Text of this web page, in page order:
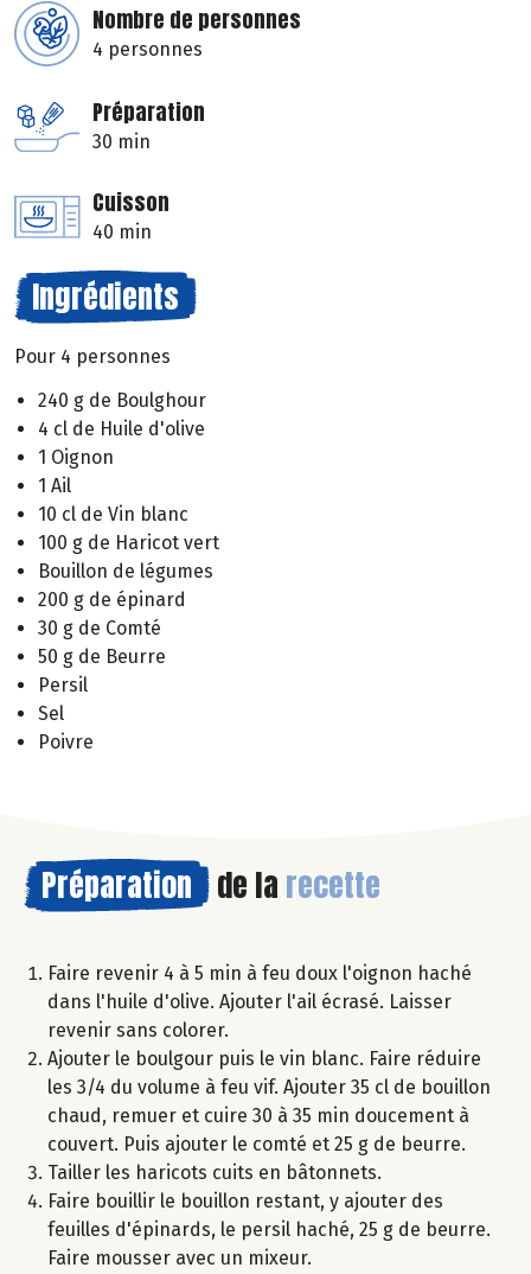
Nombre de personnes
4 personnes
Préparation
30 min
Cuisson
40 min
Ingrédients
Pour 4 personnes
240 g de Boulghour
4 cl de Huile d'olive
1 Oignon
1 Ail
10 cl de Vin blanc
100 g de Haricot vert
Bouillon de légumes
200 g de épinard
30 g de Comté
50 g de Beurre
Persil
Sel
Poivre
Préparation de la recette
Faire revenir 4 à 5 min à feu doux l'oignon haché
dans l'huile d'olive. Ajouter l'ail écrasé. Laisser
revenir sans colorer.
Ajouter le boulgour puis le vin blanc. Faire réduire
les 3/4 du volume à feu vif. Ajouter 35 cl de bouillon
chaud, remuer et cuire 30 à 35 min doucement à
couvert. Puis ajouter le comté et 25 g de beurre.
Tailler les haricots cuits en bâtonnets.
Faire bouillir le bouillon restant, y ajouter des
feuilles d'épinards, le persil haché, 25 g de beurre.
Faire mousser avec un mixeur.